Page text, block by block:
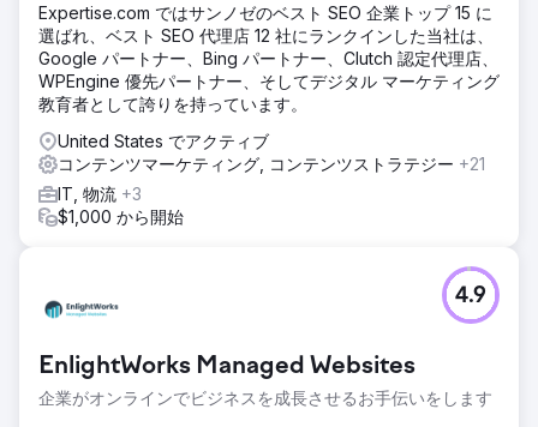
Expertise.com ではサンノゼのベスト SEO 企業トップ 15 に
選ばれ、ベスト SEO 代理店 12 社にランクインした当社は、
Google パートナー、Bing パートナー、Clutch 認定代理店、
WPEngine 優先パートナー、そしてデジタル マーケティング
教育者として誇りを持っています。
United States でアクティブ
コンテンツマーケティング, コンテンツストラテジー +21
IT, 物流 +3
$1,000 から開始
EnlightWorks Managed Websites
企業がオンラインでビジネスを成長させるお手伝いをします
4.9